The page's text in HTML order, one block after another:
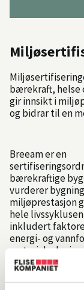
bærekraft, helse
gir innsikt i
og bidrar til en
Breeam er en
bærekraftige
vurderer
miljøprestasjon
hele
inkludert
energi- og
materialvalg,
materialer som
lav